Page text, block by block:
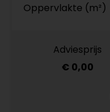
Oppervlakte (m²)
Adviesprijs
€ 0,00